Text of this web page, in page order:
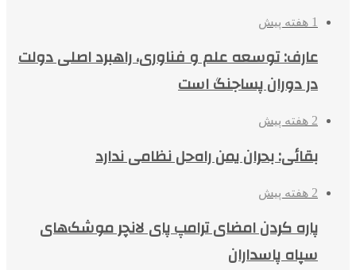
1 هفته پیش
عارف: توسعه علم و فناوری، راهبرد اصلی دولت
در دوران پساجنگ است
2 هفته پیش
بقائی: بحران یمن راه‌حل نظامی ندارد
2 هفته پیش
پاره کردن امضای ترامپ پای لانچر موشک‌های
سپاه پاسداران